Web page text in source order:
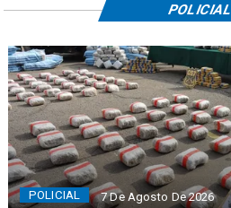
POLICIAL 7 De Agosto De 2026
POLICIAL